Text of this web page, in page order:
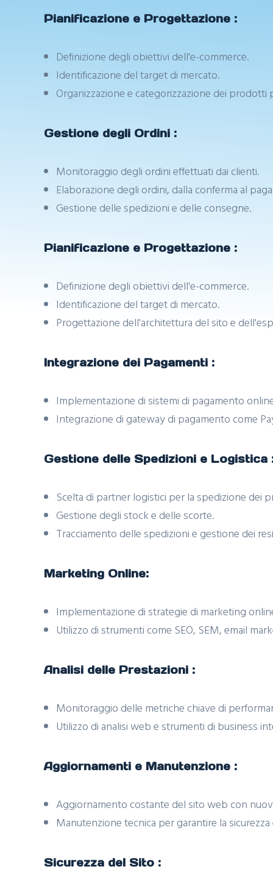
Pianificazione e Progettazione :
Definizione degli obiettivi dell'e-commerce.
Identificazione del target di mercato.
Organizzazione e categorizzazione dei prodotti
Gestione degli Ordini :
Monitoraggio degli ordini effettuati dai clienti.
Elaborazione degli ordini, dalla conferma al
Gestione delle spedizioni e delle consegne.
Pianificazione e Progettazione :
Definizione degli obiettivi dell'e-commerce.
Identificazione del target di mercato.
Progettazione dell'architettura del sito e
Integrazione dei Pagamenti :
Implementazione di sistemi di pagamento
Integrazione di gateway di pagamento come
Gestione delle Spedizioni e Logistica
Scelta di partner logistici per la spedizione dei
Gestione degli stock e delle scorte.
Tracciamento delle spedizioni e gestione dei
Marketing Online:
Implementazione di strategie di marketing
Utilizzo di strumenti come SEO, SEM, email
Analisi delle Prestazioni :
Monitoraggio delle metriche chiave di
Utilizzo di analisi web e strumenti di business
Aggiornamenti e Manutenzione :
Aggiornamento costante del sito web con
Manutenzione tecnica per garantire la
Sicurezza del Sito :